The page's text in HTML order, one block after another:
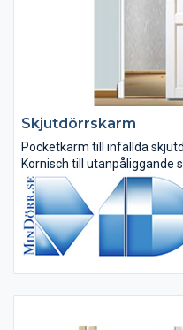
Skjutdörrskarm
Pocketkarm till infällda
Kornisch till utanpåliggande